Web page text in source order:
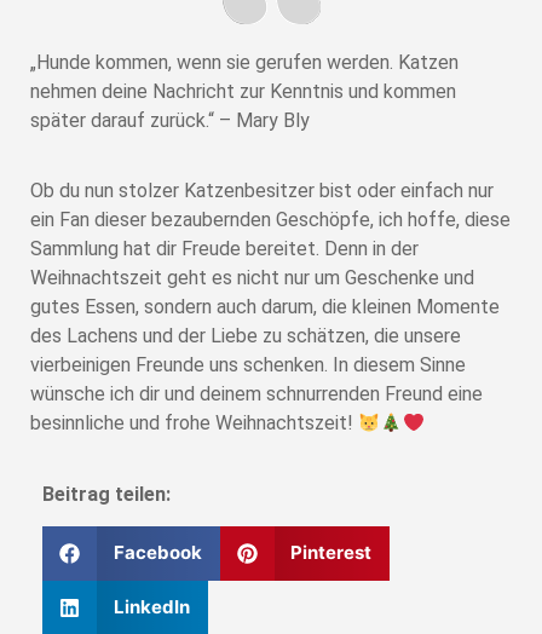
„Hunde kommen, wenn sie gerufen werden. Katzen
nehmen deine Nachricht zur Kenntnis und kommen
später darauf zurück.“ – Mary Bly
Ob du nun stolzer Katzenbesitzer bist oder einfach nur
ein Fan dieser bezaubernden Geschöpfe, ich hoffe, diese
Sammlung hat dir Freude bereitet. Denn in der
Weihnachtszeit geht es nicht nur um Geschenke und
gutes Essen, sondern auch darum, die kleinen Momente
des Lachens und der Liebe zu schätzen, die unsere
vierbeinigen Freunde uns schenken. In diesem Sinne
wünsche ich dir und deinem schnurrenden Freund eine
besinnliche und frohe Weihnachtszeit!
Beitrag teilen:
Facebook Pinterest
LinkedIn